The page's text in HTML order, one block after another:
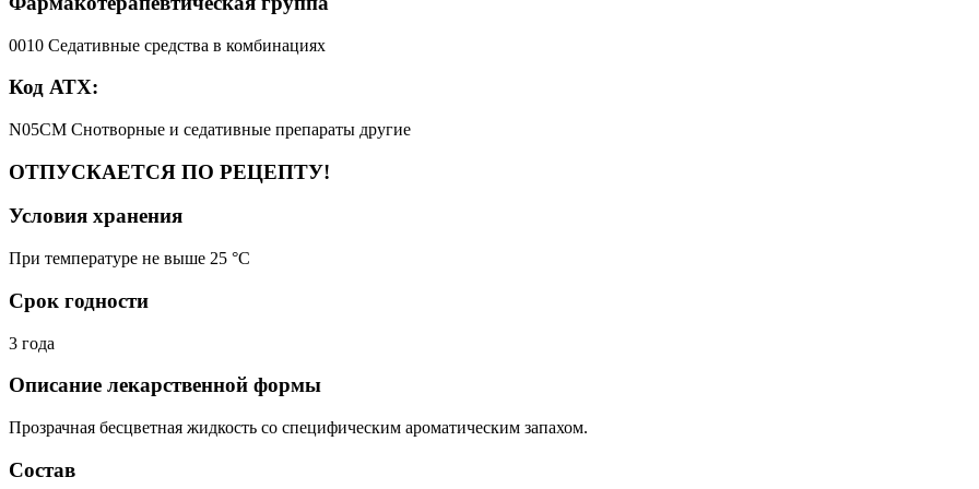
0010 Седативные средства в комбинациях
Код АТХ:
N05CM Снотворные и седативные препараты другие
ОТПУСКАЕТСЯ ПО РЕЦЕПТУ!
Условия хранения
При температуре не выше 25 °C
Срок годности
3 года
Описание лекарственной формы
Прозрачная бесцветная жидкость со специфическим ароматическим запахом.
Состав